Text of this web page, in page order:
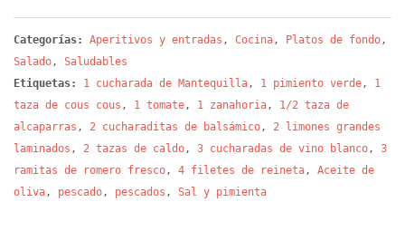
Categorías: Aperitivos y entradas , Cocina, Platos de fondo,
Salado, Saludables
Etiquetas:
1 cucharada de Mantequilla, 1 pimiento verde, 1
taza de cous cous , 1 tomate, 1 zanahoria, 1/2 taza de
alcaparras , 2 cucharaditas de balsámico, 2 limones grandes
laminados , 2 tazas de caldo, 3 cucharadas de vino blanco, 3
ramitas de romero fresco, 4 filetes de reineta, Aceite de
oliva, pescado, pescados , Sal y pimienta